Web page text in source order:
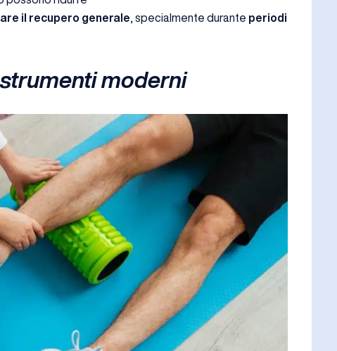
il recupero generale, specialmente durante periodi
moderni